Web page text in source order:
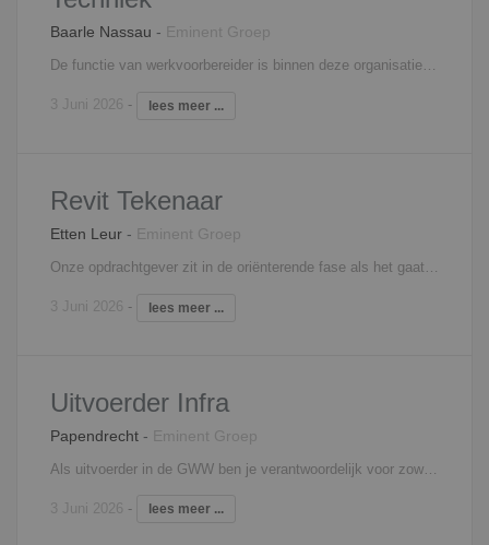
Baarle Nassau - Eminent Groep
De functie van werkvoorbereider is binnen deze organisatie veelzijdig. Vanaf het moment dat een project opdracht is maak je onderdeel uit van het projectteam. Vaak bestaat dit team uit verschillende adviseurs. Op basis van hun input stel je zelfstandig de verschillende integrale ontwerpen op. Deze vormen vervolgens de basis voor de door jou op te stellen aanbestedingsdocumenten (RAW bestek of UAV-GC contract). Je zult onder leiding van een ontwerp- of projectleider werken. Afhankelijk van de aard en omvang van het project neem je deel aan interne en externe projectteam overleggen. Interesse? Neem contact op met Sten Knol, 06 - 18 73 33 57,
3 Juni 2026 - lees meer ...
Revit Tekenaar
Etten Leur - Eminent Groep
3 Juni 2026 - lees meer ...
Uitvoerder Infra
Papendrecht - Eminent Groep
3 Juni 2026 - lees meer ...